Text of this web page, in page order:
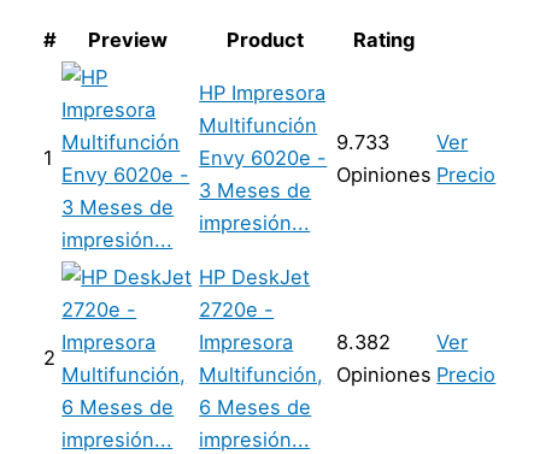
# Preview Product Rating
1
HP Impresora
Multifunción
Envy 6020e -
3 Meses de
impresión...
9.733
Opiniones
Ver
Precio
2
HP DeskJet
2720e -
Impresora
Multifunción,
6 Meses de
impresión...
8.382
Opiniones
Ver
Precio